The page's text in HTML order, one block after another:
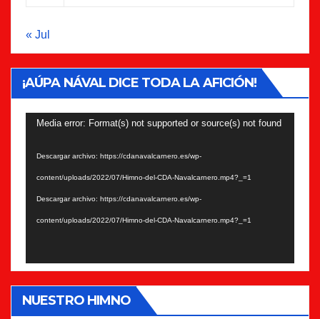
« Jul
¡AÚPA NÁVAL DICE TODA LA AFICIÓN!
Reproductor
Media error: Format(s) not supported or source(s) not found
Descargar archivo: https://cdanavalcarnero.es/wp-
content/uploads/2022/07/Himno-del-CDA-Navalcarnero.mp4?_=1
Descargar archivo: https://cdanavalcarnero.es/wp-
content/uploads/2022/07/Himno-del-CDA-Navalcarnero.mp4?_=1
NUESTRO HIMNO